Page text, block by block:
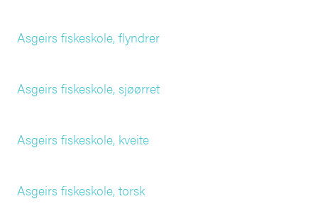
Asgeirs fiskeskole, flyndrer
Asgeirs fiskeskole, sjøørret
Asgeirs fiskeskole, kveite
Asgeirs fiskeskole, torsk